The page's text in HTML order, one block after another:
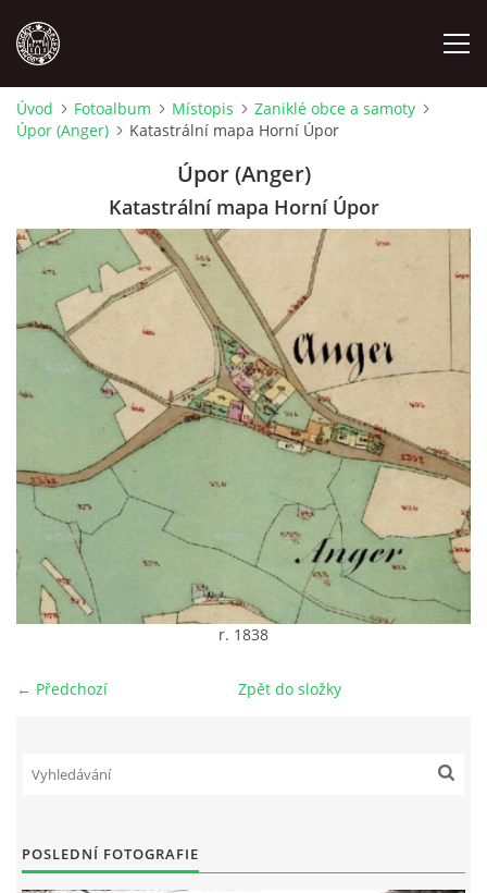
MÍSTOPIS
OSOBNOSTI
OSTATNÍ
ODKAZY
DŮL NA SLÍDU (NA KOLE)
tel. 773 916 275
Tento projekt je realizován za finanční podpory
© 2026 eStránky.cz |Aktualizováno: 17. 7. 2026|Nahoru ↑
Úvod Fotoalbum Místopis
Zaniklé obce a samoty
Úpor (Anger)
Katastrální mapa Horní Úpor
Úpor (Anger)
Katastrální mapa Horní Úpor
r. 1838
← Předchozí Zpět do složky
POSLEDNÍ FOTOGRAFIE